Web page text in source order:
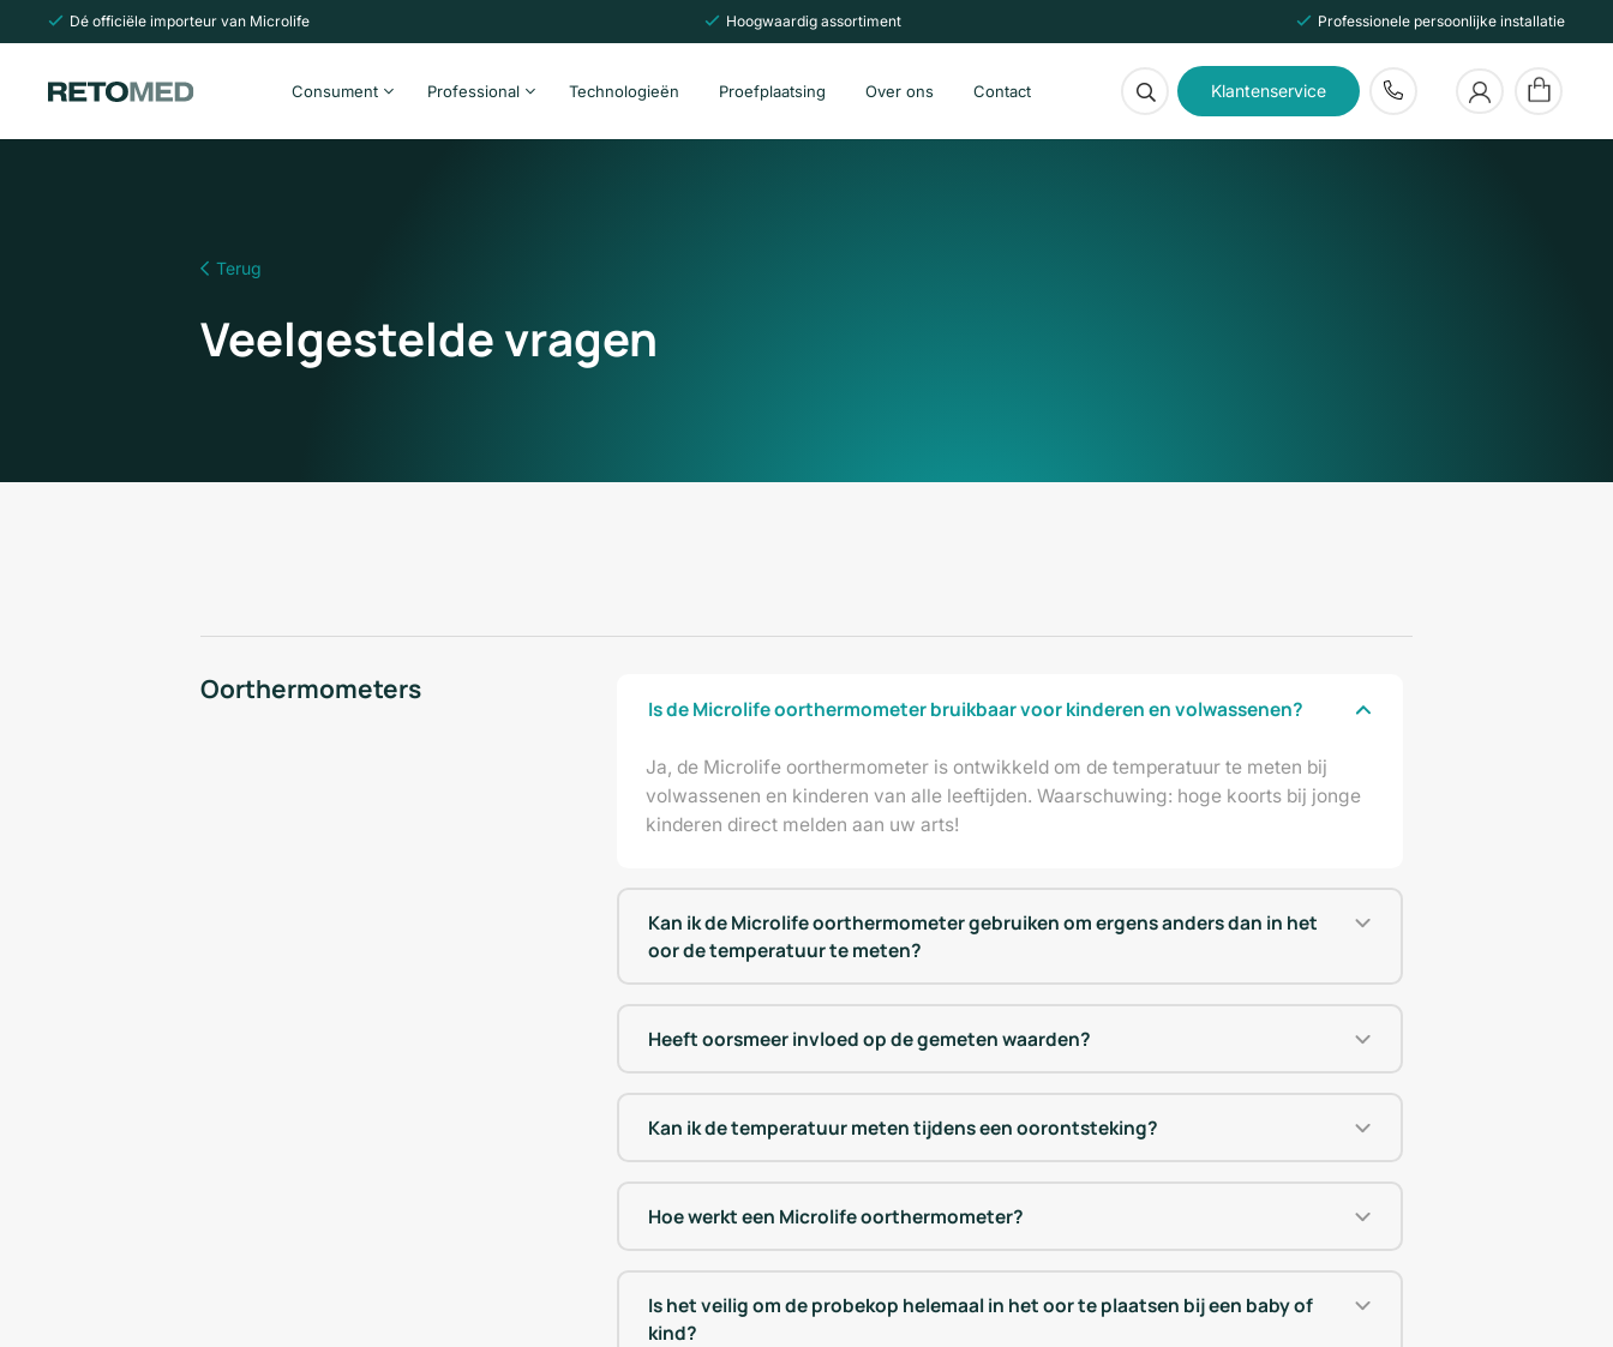
Dé officiële importeur van Microlife Hoogwaardig assortiment Professionele persoonlijke installatie
Consument Professional Technologieën Proefplaatsing Over ons Contact Klantenservice
Terug
Veelgestelde vragen
Oorthermometers
Is de Microlife oorthermometer bruikbaar voor kinderen en volwassenen?
Ja, de Microlife oorthermometer is ontwikkeld om de temperatuur te meten bij
volwassenen en kinderen van alle leeftijden. Waarschuwing: hoge koorts bij jonge
kinderen direct melden aan uw arts!
Kan ik de Microlife oorthermometer gebruiken om ergens anders dan in het
oor de temperatuur te meten?
Heeft oorsmeer invloed op de gemeten waarden?
Kan ik de temperatuur meten tijdens een oorontsteking?
Hoe werkt een Microlife oorthermometer?
Is het veilig om de probekop helemaal in het oor te plaatsen bij een baby of
kind?